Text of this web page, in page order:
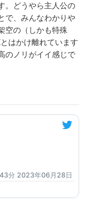
。どうやら主人公の
で、みんなわかりや
空の（しかも特殊
はかけ離れています
のノリがイイ感じで
分 2023年06月28日